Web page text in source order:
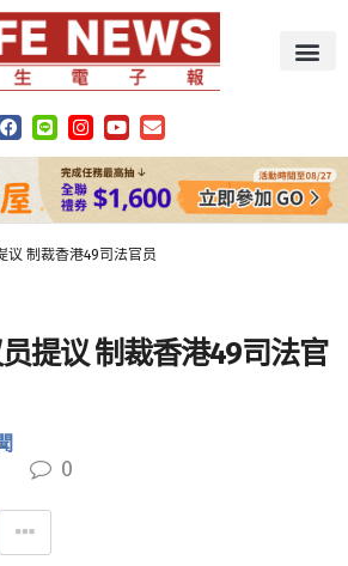
议 制裁香港49司法官员
提议 制裁香港49司法官
0